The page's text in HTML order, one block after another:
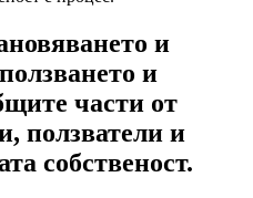
и
и
части от
ползватели и
собственост.